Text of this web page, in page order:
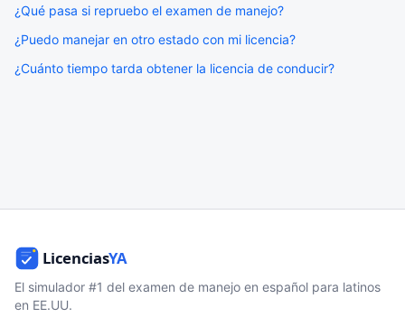
¿Qué pasa si repruebo el examen de manejo?
¿Puedo manejar en otro estado con mi licencia?
¿Cuánto tiempo tarda obtener la licencia de conducir?
El simulador #1 del examen de manejo en español para latinos
en EE.UU.